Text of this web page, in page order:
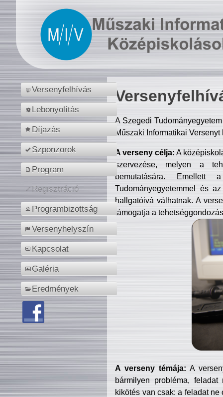
Versenyfelhívás
Lebonyolítás
Díjazás
Szponzorok
Program
Regisztráció
Programbizottság
Versenyhelyszín
Kapcsolat
Galéria
Eredmények
A Szegedi
Műszaki Informatikai
A verseny célja: A
szervezése, melyen a
bemutatására. Emellett
Tudományegyetemmel és
hallgatóivá válhatnak. A
támogatja a
A verseny témája: A
bármilyen probléma, feladat
kikötés van csak: a feladat